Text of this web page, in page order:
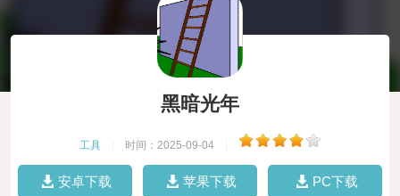
黑暗光年
工具 时间：2025-09-04
安卓下载 苹果下载 PC下载